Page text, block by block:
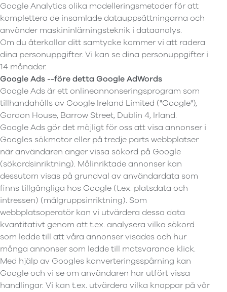
Google Analytics olika modelleringsmetoder för att
komplettera de insamlade datauppsättningarna och
använder maskininlärningsteknik i dataanalys.
Om du återkallar ditt samtycke kommer vi att radera
dina personuppgifter. Vi kan se dina personuppgifter i
14 månader.
Google Ads --före detta Google AdWords
Google Ads är ett onlineannonseringsprogram som
tillhandahålls av Google Ireland Limited ("Google"),
Gordon House, Barrow Street, Dublin 4, Irland.
Google Ads gör det möjligt för oss att visa annonser i
Googles sökmotor eller på tredje parts webbplatser
när användaren anger vissa sökord på Google
(sökordsinriktning). Målinriktade annonser kan
dessutom visas på grundval av användardata som
finns tillgängliga hos Google (t.ex. platsdata och
intressen) (målgruppsinriktning). Som
webbplatsoperatör kan vi utvärdera dessa data
kvantitativt genom att t.ex. analysera vilka sökord
som ledde till att våra annonser visades och hur
många annonser som ledde till motsvarande klick.
Med hjälp av Googles konverteringsspårning kan
Google och vi se om användaren har utfört vissa
handlingar. Vi kan t.ex. utvärdera vilka knappar på vår